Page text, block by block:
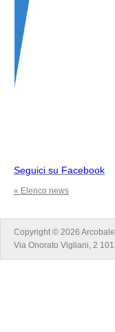
Seguici su Facebook
« Elenco news
Copyright © 2026
Via Onorato Vigliani, 2